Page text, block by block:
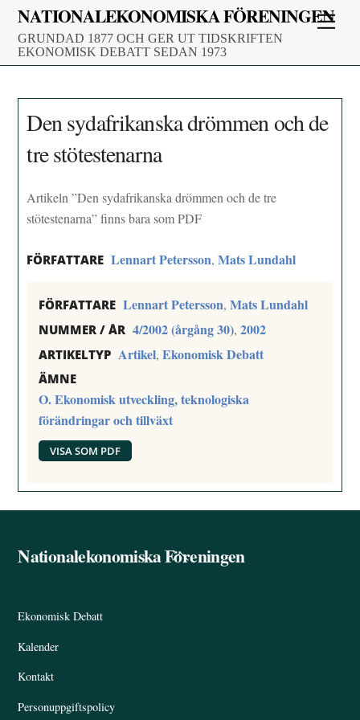
Skip
content
NATIONALEKONOMISKA FÖRENINGEN
GRUNDAD 1877 OCH GER UT TIDSKRIFTEN
EKONOMISK DEBATT SEDAN 1973
Den sydafrikanska drömmen och de
tre stötestenarna
Artikeln ”Den sydafrikanska drömmen och de tre
stötestenarna” finns bara som PDF
FÖRFATTARE Lennart Petersson,Mats Lundahl
FÖRFATTARE Lennart Petersson,Mats Lundahl
NUMMER / ÅR 4/2002 (årgång 30),2002
ARTIKELTYP Artikel,Ekonomisk Debatt
ÄMNE
O. Ekonomisk utveckling, teknologiska
förändringar och tillväxt
VISA SOM PDF
Back
Nationalekonomiska Föreningen
Ekonomisk Debatt
Kalender
Kontakt
Personuppgiftspolicy